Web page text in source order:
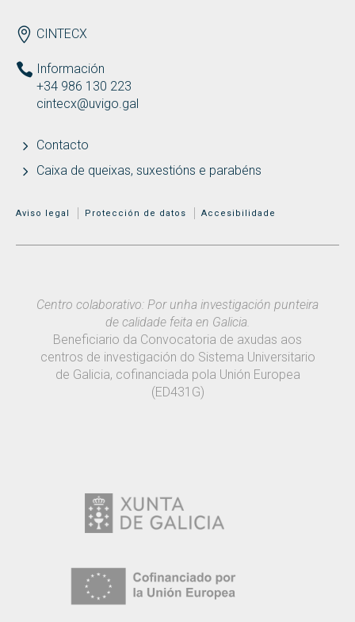
ENDEREZO
CINTECX
Información
+34 986 130 223
cintecx@uvigo.gal
Contacto
Caixa de queixas, suxestións e parabéns
MENÚ ADICIONAL
Aviso legal Protección de datos Accesibilidade
Centro colaborativo: Por unha investigación punteira
de calidade feita en Galicia.
Beneficiario da Convocatoria de axudas aos
centros de investigación do Sistema Universitario
de Galicia, cofinanciada pola Unión Europea
(ED431G)